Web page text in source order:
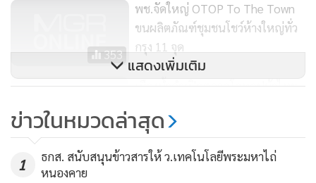
เล่าว่า ไอเดียในการดีไซน์เสื้อผ้าครั้งนี้ เกิดจากภาพยนตร์เรื่อง
The darjeeling Iinited (2007) โดย Wes Anderson เล่าเรื่อง
การเดินทางของสามพี่น้องและเรื่องราวที่ได้ไปพบเจอ ตนนำมา
ผสมผสานกับแนวคิดจากภาพวาด Land scape โดย David
Hockney ศิลปิน pop Art ชาวอังกฤษ แล้วนำไอเดียเหล่านี้มา
ถ่ายทอดผ่านการทำผ้าบาติกลงบนผ้าฝ้าย ผ้าใยกันชง ผ้าไหม
เปลือกนอก ผสมกับการปัก ที่ได้ต้นแบบมาจากการปักผ้านากา
ของชาวเขาเผ่าม้ง เกิดเป็นเสื้อผ้าซึ่งมีกลิ่นอาย resort ที่นำ
353
พช.จัดใหญ่ OTOP To The Town
ขนผลิตภัณฑ์ชุมชนโชว์ห้างใหญ่ทั่ว
กรุง 11 จุด
105
เมืองน้ำดำเปิดตลาดโอทอปผ้าไทย
ชุมชน
แสดงเพิ่มเติม
ข่าวในหมวดล่าสุด
1
ธกส. สนับสนุนข้าวสารให้ ว.เทคโนโลยีพระมหาไถ่
หนองคาย